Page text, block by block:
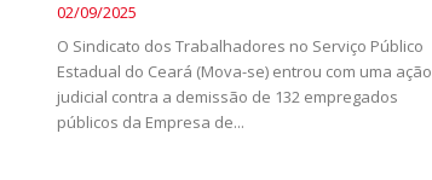
02/09/2025
O Sindicato dos Trabalhadores no Serviço Público
Estadual do Ceará (Mova-se) entrou com uma ação
judicial contra a demissão de 132 empregados
públicos da Empresa de...